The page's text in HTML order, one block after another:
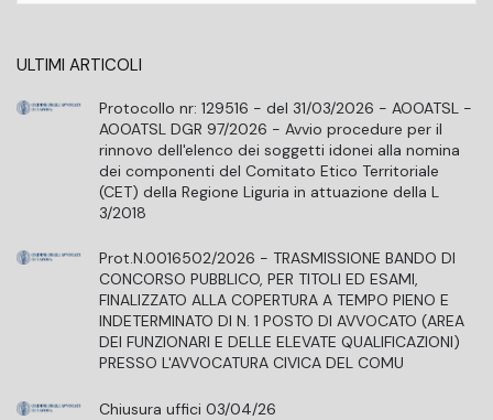
ULTIMI ARTICOLI
Protocollo nr: 129516 - del 31/03/2026 - AOOATSL -
AOOATSL DGR 97/2026 - Avvio procedure per il
rinnovo dell'elenco dei soggetti idonei alla nomina
dei componenti del Comitato Etico Territoriale
(CET) della Regione Liguria in attuazione della L
3/2018
Prot.N.0016502/2026 - TRASMISSIONE BANDO DI
CONCORSO PUBBLICO, PER TITOLI ED ESAMI,
FINALIZZATO ALLA COPERTURA A TEMPO PIENO E
INDETERMINATO DI N. 1 POSTO DI AVVOCATO (AREA
DEI FUNZIONARI E DELLE ELEVATE QUALIFICAZIONI)
PRESSO L'AVVOCATURA CIVICA DEL COMU
Chiusura uffici 03/04/26